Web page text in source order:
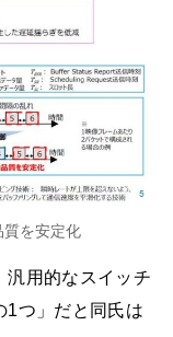
質を安定化
汎用的なスイッチ
1つ」だと同氏は